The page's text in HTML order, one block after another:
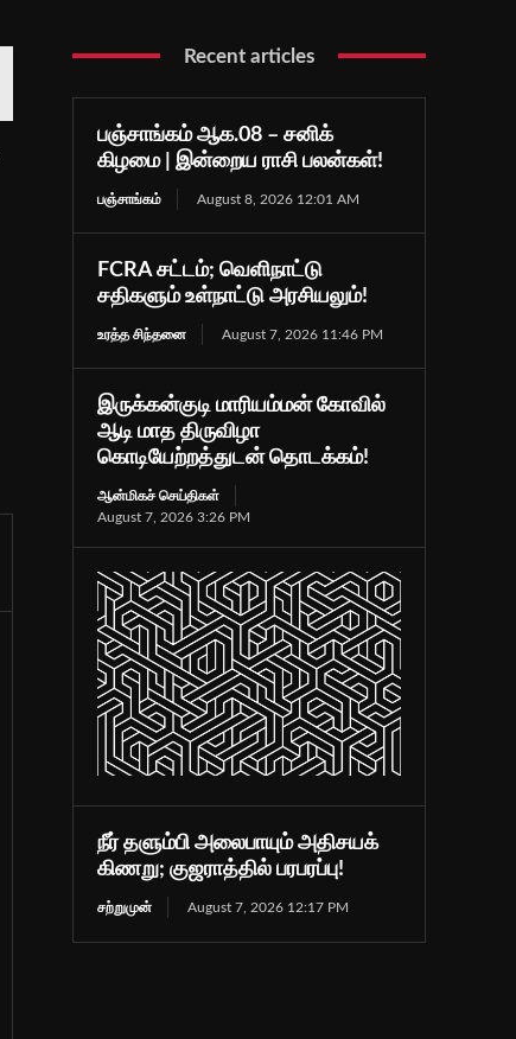
Recent articles
பஞ்சாங்கம் ஆக.08 – சனிக்
கிழமை | இன்றைய ராசி பலன்கள்!
பஞ்சாங்கம் August 8, 2026 12:01 AM
FCRA சட்டம்; வெளிநாட்டு
சதிகளும் உள்நாட்டு அரசியலும்!
உரத்த சிந்தனை August 7, 2026 11:46 PM
இருக்கன்குடி மாரியம்மன் கோவில்
ஆடி மாத திருவிழா
கொடியேற்றத்துடன் தொடக்கம்!
ஆன்மிகச் செய்திகள்
August 7, 2026 3:26 PM
நீர் தளும்பி அலைபாயும் அதிசயக்
கிணறு; குஜராத்தில் பரபரப்பு!
சற்றுமுன் August 7, 2026 12:17 PM